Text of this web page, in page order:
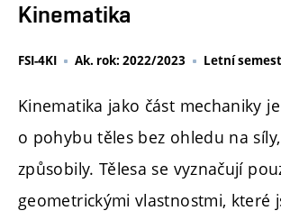
Kinematika
FSI-4KI Ak. rok: 2022/2023 Letní
Kinematika jako část mechaniky
o pohybu těles bez ohledu na
způsobily. Tělesa se vyznačují
geometrickými vlastnostmi, které